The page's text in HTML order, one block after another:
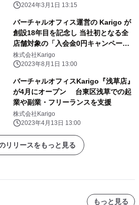
2024年3月1日 13:15
バーチャルオフィス運営の Karigo が
創設18年目を記念し 当社初となる全
店舗対象の「入会金0円キャンペー
ン」を実施！
株式会社Karigo
2023年8月1日 13:00
バーチャルオフィスKarigo『浅草店』
が4月にオープン 台東区浅草での起
業や副業・フリーランスを支援
株式会社Karigo
2023年4月13日 13:00
リリースをもっと見る
もっと見る